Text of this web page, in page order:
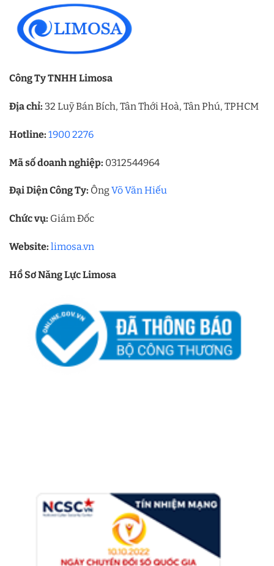
Công Ty TNHH Limosa
Địa chỉ: 32 Luỹ Bán Bích, Tân Thới Hoà, Tân Phú, TPHCM
Hotline: 1900 2276
Mã số doanh nghiệp: 0312544964
Đại Diện Công Ty: ÔngVõ Văn Hiếu
Chức vụ: Giám Đốc
Website: limosa.vn
Hồ Sơ Năng Lực Limosa